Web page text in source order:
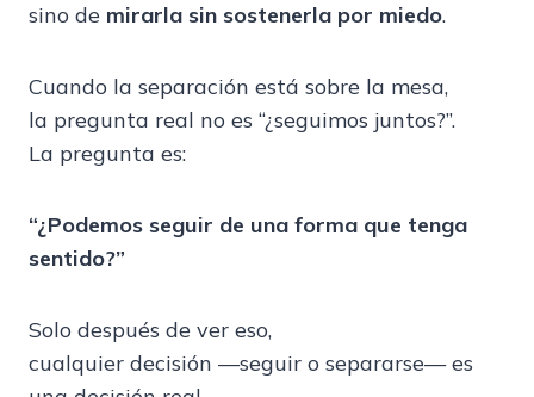
sino de mirarla sin sostenerla por miedo.
Cuando la separación está sobre la mesa,
la pregunta real no es “¿seguimos juntos?”.
La pregunta es:
“¿Podemos seguir de una forma que tenga
sentido?”
Solo después de ver eso,
cualquier decisión —seguir o separarse— es